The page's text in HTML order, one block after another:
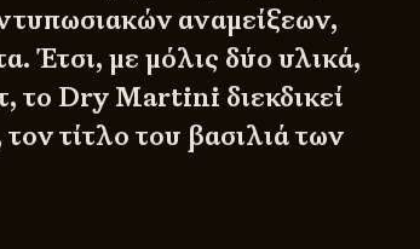
αναμείξεων,
Έτσι, με μόλις δύο υλικά,
το Dry Martini διεκδικεί
τίτλο του βασιλιά των